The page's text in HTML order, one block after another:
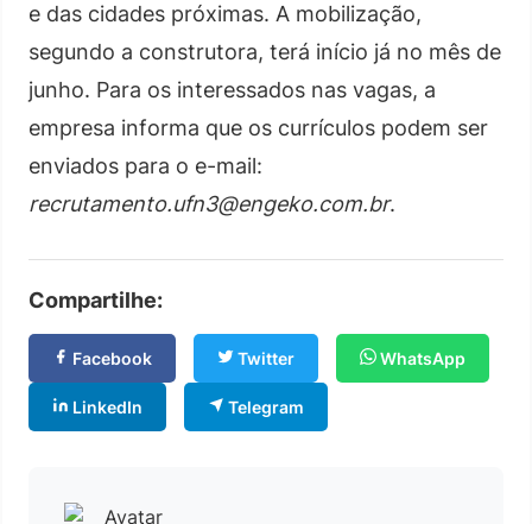
e das cidades próximas. A mobilização,
segundo a construtora, terá início já no mês de
junho. Para os interessados nas vagas, a
empresa informa que os currículos podem ser
enviados para o e-mail:
recrutamento.ufn3@engeko.com.br.
Compartilhe:
Facebook Twitter WhatsApp
LinkedIn Telegram